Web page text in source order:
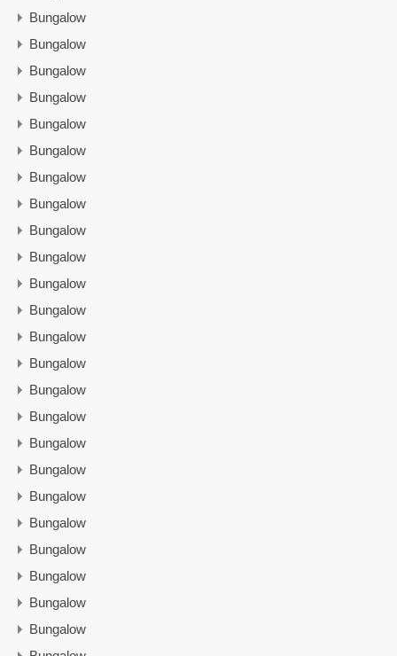
Bungalow
Bungalow
Bungalow
Bungalow
Bungalow
Bungalow
Bungalow
Bungalow
Bungalow
Bungalow
Bungalow
Bungalow
Bungalow
Bungalow
Bungalow
Bungalow
Bungalow
Bungalow
Bungalow
Bungalow
Bungalow
Bungalow
Bungalow
Bungalow